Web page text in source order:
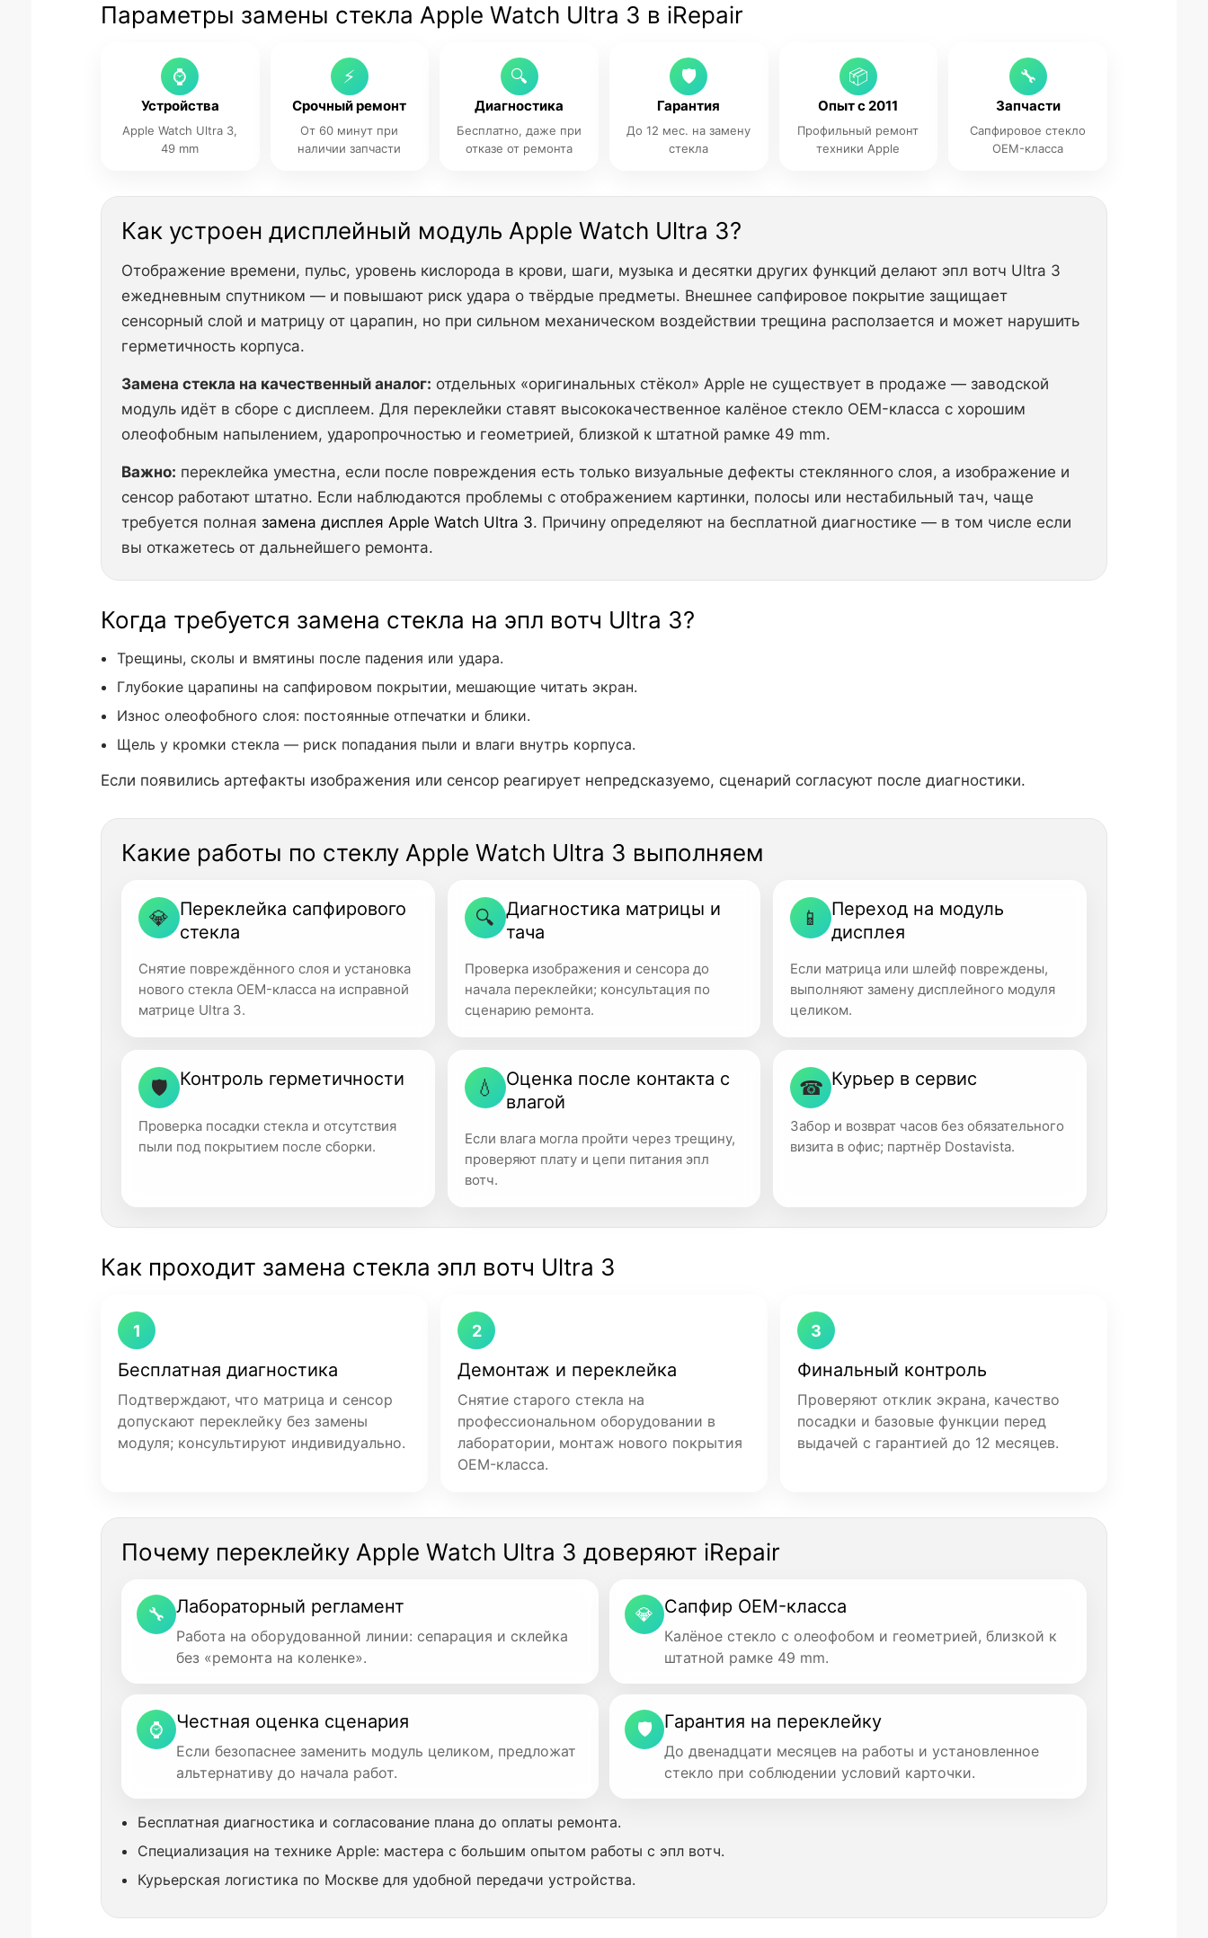
Параметры замены стекла Apple Watch Ultra 3 в iRepair
⌚
Устройства
Apple Watch Ultra 3,
49 mm
⚡
Срочный ремонт
От 60 минут при
наличии запчасти
🔍
Диагностика
Бесплатно, даже при
отказе от ремонта
🛡
Гарантия
До 12 мес. на замену
стекла
📦
Опыт с 2011
Профильный ремонт
техники Apple
🔧
Запчасти
Сапфировое стекло
OEM-класса
Как устроен дисплейный модуль Apple Watch Ultra 3?
Отображение времени, пульс, уровень кислорода в крови, шаги, музыка и десятки других функций делают эпл вотч Ultra 3
ежедневным спутником — и повышают риск удара о твёрдые предметы. Внешнее сапфировое покрытие защищает
сенсорный слой и матрицу от царапин, но при сильном механическом воздействии трещина расползается и может нарушить
герметичность корпуса.
Замена стекла на качественный аналог: отдельных «оригинальных стёкол» Apple не существует в продаже — заводской
модуль идёт в сборе с дисплеем. Для переклейки ставят высококачественное калёное стекло OEM-класса с хорошим
олеофобным напылением, ударопрочностью и геометрией, близкой к штатной рамке 49 mm.
Важно: переклейка уместна, если после повреждения есть только визуальные дефекты стеклянного слоя, а изображение и
сенсор работают штатно. Если наблюдаются проблемы с отображением картинки, полосы или нестабильный тач, чаще
требуется полная замена дисплея Apple Watch Ultra 3. Причину определяют на бесплатной диагностике — в том числе если
вы откажетесь от дальнейшего ремонта.
Когда требуется замена стекла на эпл вотч Ultra 3?
Трещины, сколы и вмятины после падения или удара.
Глубокие царапины на сапфировом покрытии, мешающие читать экран.
Износ олеофобного слоя: постоянные отпечатки и блики.
Щель у кромки стекла — риск попадания пыли и влаги внутрь корпуса.
Если появились артефакты изображения или сенсор реагирует непредсказуемо, сценарий согласуют после диагностики.
Какие работы по стеклу Apple Watch Ultra 3 выполняем
💎 Переклейка сапфирового
стекла
Снятие повреждённого слоя и установка
нового стекла OEM-класса на исправной
матрице Ultra 3.
🔍 Диагностика матрицы и
тача
Проверка изображения и сенсора до
начала переклейки; консультация по
сценарию ремонта.
📱
Переход на модуль
дисплея
Если матрица или шлейф повреждены,
выполняют замену дисплейного модуля
целиком.
🛡 Контроль герметичности
Проверка посадки стекла и отсутствия
пыли под покрытием после сборки.
💧
Оценка после контакта с
влагой
Если влага могла пройти через трещину,
проверяют плату и цепи питания эпл
вотч.
☎ Курьер в сервис
Забор и возврат часов без обязательного
визита в офис; партнёр Dostavista.
Как проходит замена стекла эпл вотч Ultra 3
1
Бесплатная диагностика
Подтверждают, что матрица и сенсор
допускают переклейку без замены
модуля; консультируют индивидуально.
2
Демонтаж и переклейка
Снятие старого стекла на
профессиональном оборудовании в
лаборатории, монтаж нового покрытия
OEM-класса.
3
Финальный контроль
Проверяют отклик экрана, качество
посадки и базовые функции перед
выдачей с гарантией до 12 месяцев.
Почему переклейку Apple Watch Ultra 3 доверяют iRepair
🔧 Лабораторный регламент
Работа на оборудованной линии: сепарация и склейка
без «ремонта на коленке».
💎 Сапфир OEM-класса
Калёное стекло с олеофобом и геометрией, близкой к
штатной рамке 49 mm.
⌚ Честная оценка сценария
Если безопаснее заменить модуль целиком, предложат
альтернативу до начала работ.
🛡 Гарантия на переклейку
До двенадцати месяцев на работы и установленное
стекло при соблюдении условий карточки.
Бесплатная диагностика и согласование плана до оплаты ремонта.
Специализация на технике Apple: мастера с большим опытом работы с эпл вотч.
Курьерская логистика по Москве для удобной передачи устройства.